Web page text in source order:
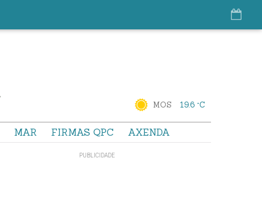
MOS 19.6 °C
MAR FIRMAS QPC AXENDA